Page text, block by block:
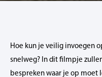
Hoe kun je veilig invoegen
snelweg? In dit filmpje
bespreken waar je op